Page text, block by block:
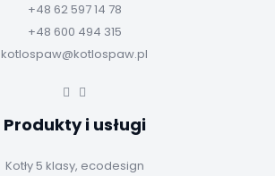
+48 62 597 14 78
+48 600 494 315
kotlospaw@kotlospaw.pl
Produkty i usługi
Kotły 5 klasy, ecodesign